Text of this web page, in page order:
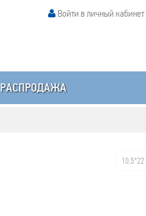
Войти в личный кабинет
РАСПРОДАЖА
10,5*22